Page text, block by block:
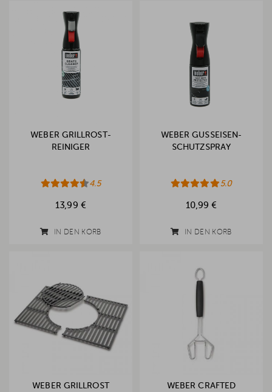
WEBER GRILLROST-
REINIGER
4.5
13,99 €
IN DEN KORB
WEBER GUSSEISEN-
SCHUTZSPRAY
5.0
10,99 €
IN DEN KORB
WEBER GRILLROST
WEBER CRAFTED